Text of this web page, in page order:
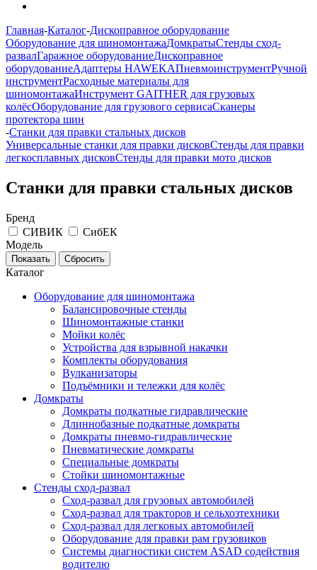
Главная-Каталог-Дископравное оборудование
Оборудование для шиномонтажаДомкратыСтенды сход-
развалГаражное оборудованиеДископравное
оборудованиеАдаптеры HAWEKAПневмоинструментРучной
инструментРасходные материалы для
шиномонтажаИнструмент GAITHER для грузовых
колёсОборудование для грузового сервисаСканеры
протектора шин
-Станки для правки стальных дисков
Универсальные станки для правки дисковСтенды для правки
легкосплавных дисковСтенды для правки мото дисков
Станки для правки стальных дисков
Бренд
СИВИК
СибЕК
Модель
Каталог
Оборудование для шиномонтажа
Балансировочные стенды
Шиномонтажные станки
Мойки колёс
Устройства для взрывной накачки
Комплекты оборудования
Вулканизаторы
Подъёмники и тележки для колёс
Домкраты
Домкраты подкатные гидравлические
Длиннобазные подкатные домкраты
Домкраты пневмо-гидравлические
Пневматические домкраты
Специальные домкраты
Стойки шиномонтажные
Стенды сход-развал
Сход-развал для грузовых автомобилей
Сход-развал для тракторов и сельхозтехники
Сход-развал для легковых автомобилей
Оборудование для правки рам грузовиков
Системы диагностики систем ASAD содействия
водителю